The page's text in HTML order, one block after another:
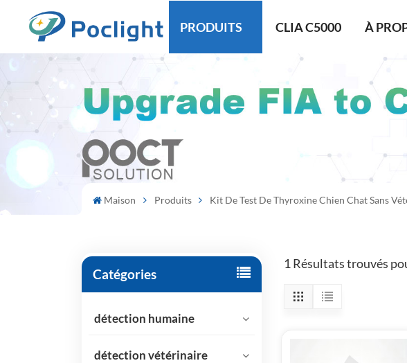
PRODUITS CLIA C5000 À
Maison Produits Kit De Test De Thyroxine Chien Chat Sans
Catégories
détection humaine
détection vétérinaire
1 Résultats trouvés